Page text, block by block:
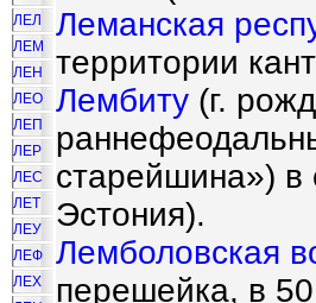
ЛЕЛ
ЛЕМ
ЛЕН
ЛЕО
ЛЕП
ЛЕР
ЛЕС
ЛЕТ
ЛЕУ
ЛЕФ
ЛЕХ
Леманская
территории
Лембиту (г.
старейшина») в
Эстония).
Лемболовская
перешейка, в